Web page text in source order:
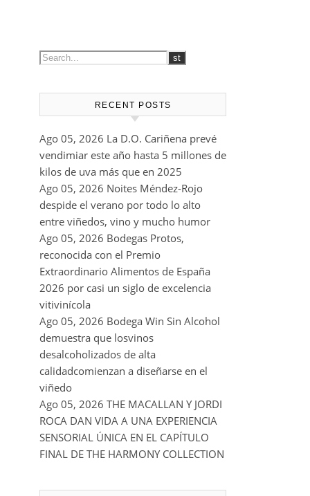
RECENT POSTS
Ago 05, 2026 La D.O. Cariñena prevé
vendimiar este año hasta 5 millones de
kilos de uva más que en 2025
Ago 05, 2026 Noites Méndez-Rojo
despide el verano por todo lo alto
entre viñedos, vino y mucho humor
Ago 05, 2026 Bodegas Protos,
reconocida con el Premio
Extraordinario Alimentos de España
2026 por casi un siglo de excelencia
vitivinícola
Ago 05, 2026 Bodega Win Sin Alcohol
demuestra que losvinos
desalcoholizados de alta
calidadcomienzan a diseñarse en el
viñedo
Ago 05, 2026 THE MACALLAN Y JORDI
ROCA DAN VIDA A UNA EXPERIENCIA
SENSORIAL ÚNICA EN EL CAPÍTULO
FINAL DE THE HARMONY COLLECTION